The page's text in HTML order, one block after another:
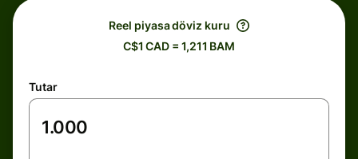
Reel piyasa döviz kuru
C$1 CAD = 1,211 BAM
Tutar